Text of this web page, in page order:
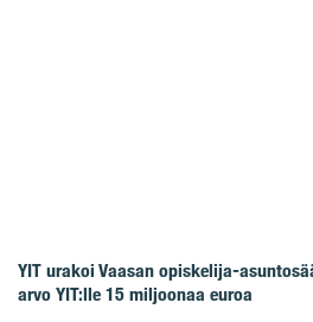
YIT urakoi Vaasan opiskelija-
arvo YIT:lle 15 miljoonaa euroa